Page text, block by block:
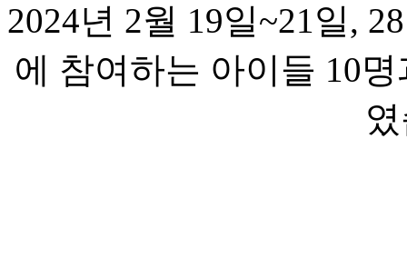
2024년 2월 19일~21일,
에 참여하는 아이들 10